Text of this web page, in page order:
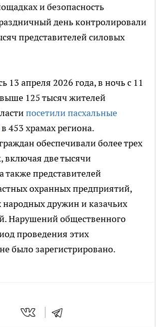
и безопасность
день контролировали
представителей силовых
13 апреля 2026 года, в ночь с 11
125 тысяч жителей
посетили пасхальные
в 453 храмах региона.
обеспечивали более трех
включая две тысячи
также представителей
охранных предприятий,
дружин и казачьих
Нарушений общественного
проведения этих
было зарегистрировано.